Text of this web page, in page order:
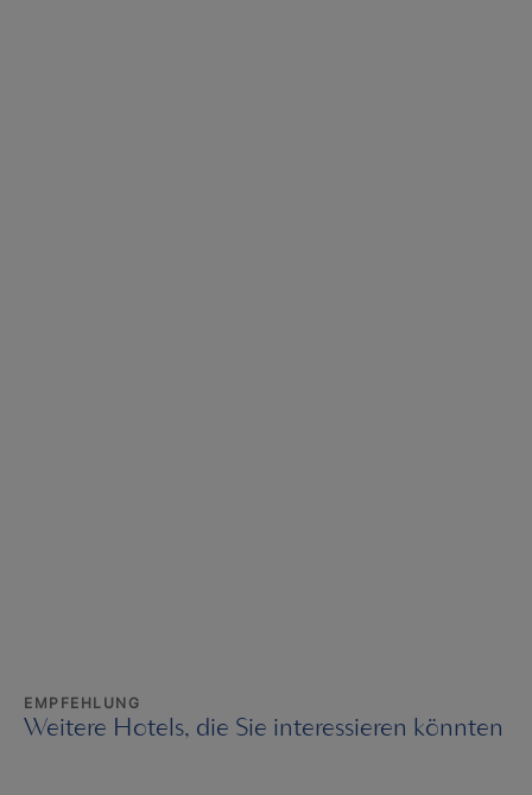
EMPFEHLUNG
Weitere Hotels, die Sie interessieren könnten